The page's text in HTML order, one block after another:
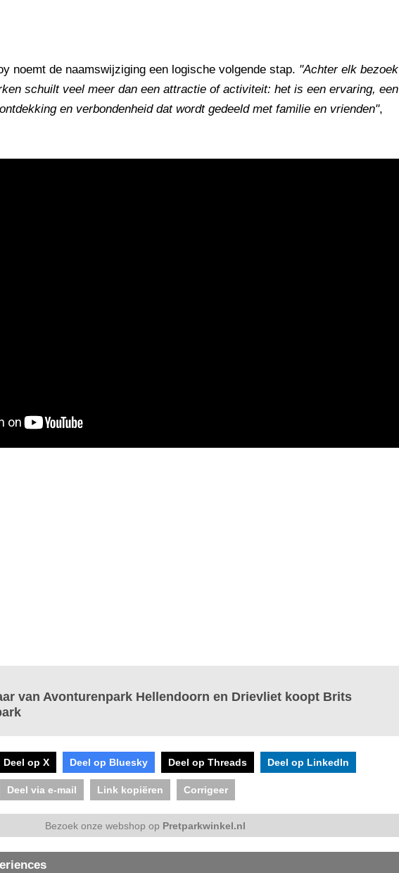
noemt de naamswijziging een logische volgende stap. "Achter elk bezoek
schuilt veel meer dan een attractie of activiteit: het is een ervaring, een
en verbondenheid dat wordt gedeeld met familie en vrienden",
van Avonturenpark Hellendoorn en Drievliet koopt Brits
Deel op X Deel op Bluesky Deel op Threads Deel op LinkedIn
Deel via e-mail Link kopiëren Corrigeer
Bezoek onze webshop op Pretparkwinkel.nl